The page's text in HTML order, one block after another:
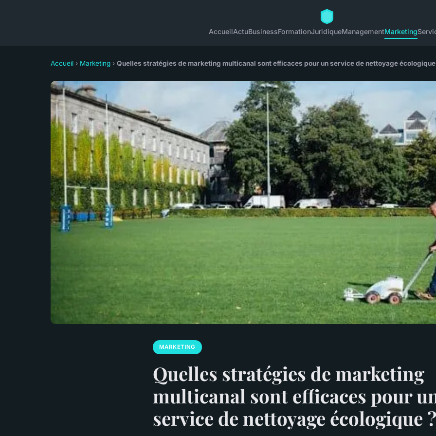
AccueilActuBusinessFormationJuridiqueManagementMarketing
Accueil › Marketing › Quelles stratégies de marketing multicanal sont efficaces pour un service de nettoyage écologique
MARKETING
Quelles stratégies de marketing
multicanal sont efficaces pour
service de nettoyage écologique